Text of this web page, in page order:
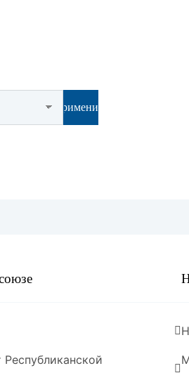
Методические
ПЛАН работы
правовым
Применить
Республиканской